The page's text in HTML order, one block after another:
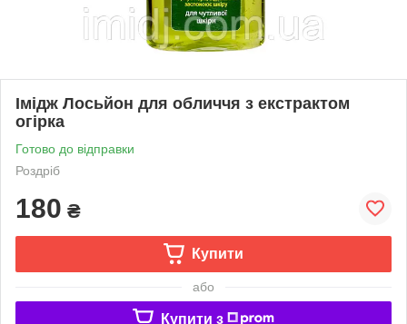
Імідж Лосьйон для обличчя з екстрактом
огірка
Готово до відправки
Роздріб
180 ₴
Купити
або
Купити з